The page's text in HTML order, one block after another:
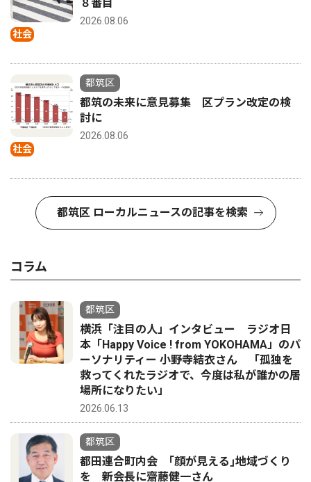
社会
８番目
2026.08.06
社会
都筑区
都筑の未来に意見募集 区プラン改定の検
討に
2026.08.06
都筑区 ローカルニュースの記事を検索
コラム
都筑区
横浜「注目の人」インタビュー ラジオ日
本「Happy Voice ! from YOKOHAMA」のパ
ーソナリティー 小野寺結衣さん 「孤独を
救ってくれたラジオで、今度は私が誰かの居
場所になりたい」
2026.06.13
都筑区
都田連合町内会 ｢顔が見える｣地域づくり
を 新会長に齋藤健一さん